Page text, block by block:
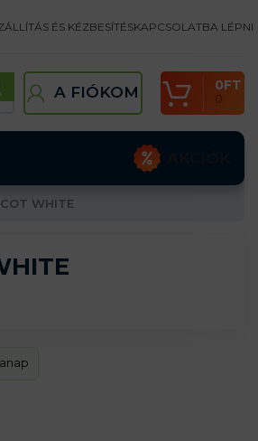
ÉS KÉZBESÍTÉSKAPCSOLATBA LÉPNI
A FIÓKOM 0
0FT
WHITE